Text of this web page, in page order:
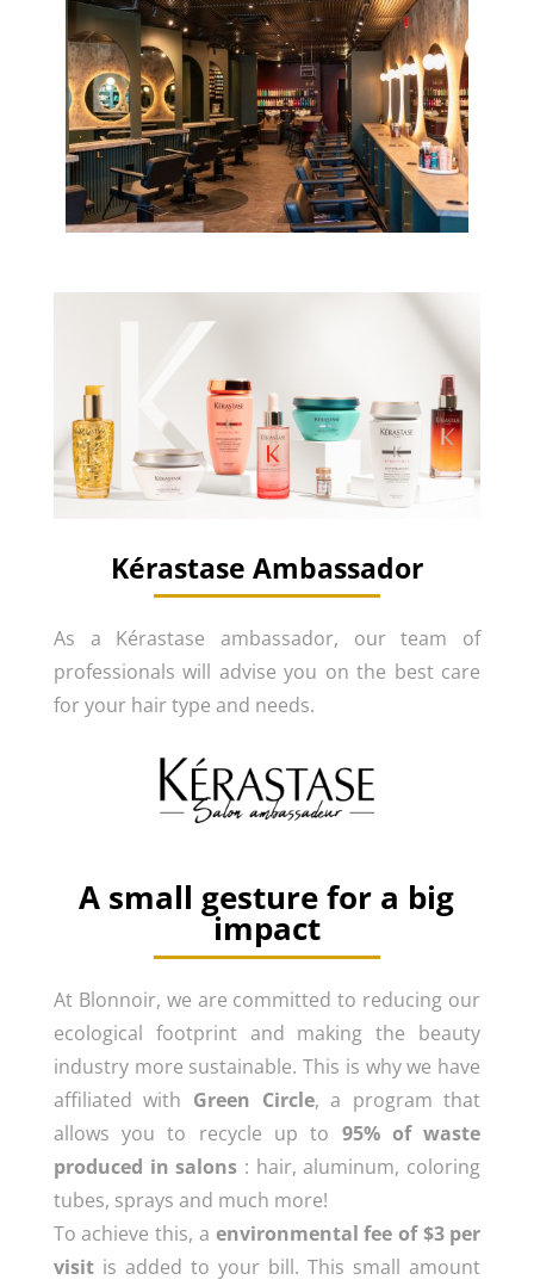
Kérastase Ambassador
As a Kérastase ambassador, our team of
professionals will advise you on the best care
for your hair type and needs.
A small gesture for a big
impact
At Blonnoir, we are committed to reducing our
ecological footprint and making the beauty
industry more sustainable. This is why we have
affiliated with Green Circle, a program that
allows you to recycle up to 95% of waste
produced in salons : hair, aluminum, coloring
tubes, sprays and much more!
To achieve this, a environmental fee of $3 per
visitis added to your bill. This small amount